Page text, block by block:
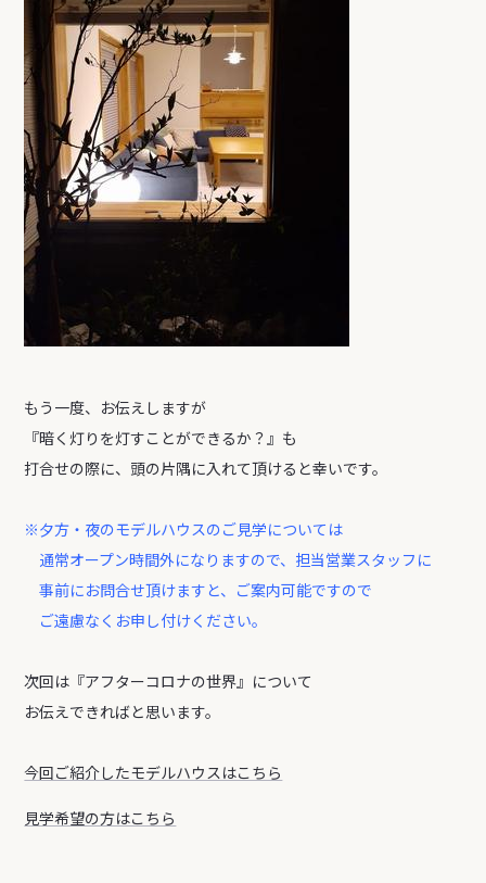
もう一度、お伝えしますが
『暗く灯りを灯すことができるか？』も
打合せの際に、頭の片隅に入れて頂けると幸いです。
※夕方・夜のモデルハウスのご見学については
通常オープン時間外になりますので、担当営業スタッフに
事前にお問合せ頂けますと、ご案内可能ですので
ご遠慮なくお申し付けください。
次回は『アフターコロナの世界』について
お伝えできればと思います。
今回ご紹介したモデルハウスはこちら
見学希望の方はこちら